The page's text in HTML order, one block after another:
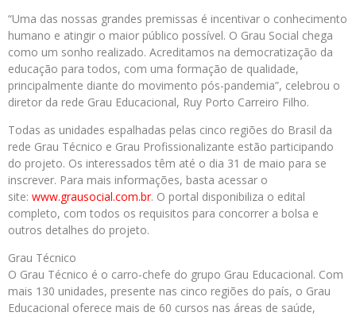
“Uma das nossas grandes premissas é incentivar o conhecimento
humano e atingir o maior público possível. O Grau Social chega
como um sonho realizado. Acreditamos na democratização da
educação para todos, com uma formação de qualidade,
principalmente diante do movimento pós-pandemia”, celebrou o
diretor da rede Grau Educacional, Ruy Porto Carreiro Filho.
Todas as unidades espalhadas pelas cinco regiões do Brasil da
rede Grau Técnico e Grau Profissionalizante estão participando
do projeto. Os interessados têm até o dia 31 de maio para se
inscrever. Para mais informações, basta acessar o
site: www.grausocial.com.br. O portal disponibiliza o edital
completo, com todos os requisitos para concorrer a bolsa e
outros detalhes do projeto.
Grau Técnico
O Grau Técnico é o carro-chefe do grupo Grau Educacional. Com
mais 130 unidades, presente nas cinco regiões do país, o Grau
Educacional oferece mais de 60 cursos nas áreas de saúde,